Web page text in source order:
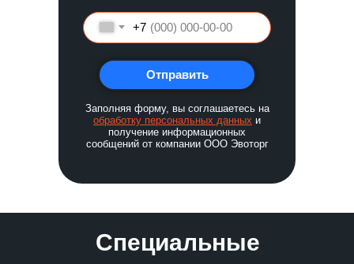
+7
Отправить
Заполняя форму, вы соглашаетесь на
обработку персональных данных и
получение информационных
сообщений от компании ООО Эвоторг
Специальные